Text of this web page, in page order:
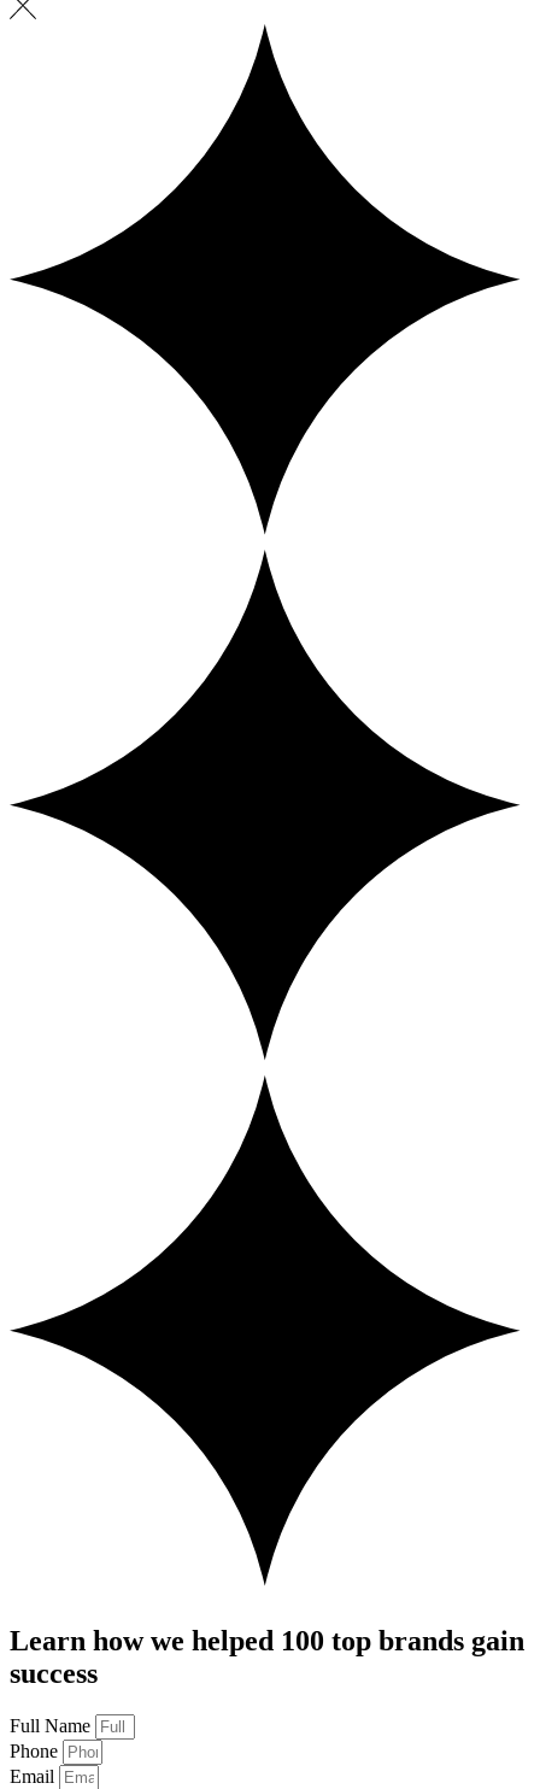
Learn how we helped 100 top brands gain
success
Full Name
Phone
Email